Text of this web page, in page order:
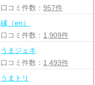
口コミ件数：957件
縁（en）
口コミ件数： 1,909件
うまジェネ
口コミ件数： 1,493件
うまトリ